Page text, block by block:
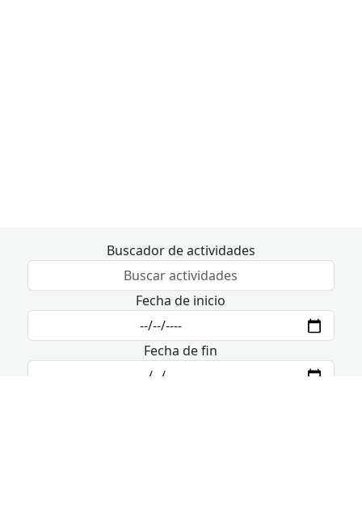
Buscador de actividades
Fecha de inicio
Fecha de fin